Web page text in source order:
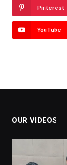
Pinterest
YouTube
OUR VIDEOS